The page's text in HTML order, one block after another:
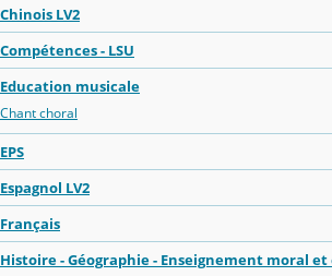
Chinois LV2
Compétences - LSU
Education musicale
Chant choral
EPS
Espagnol LV2
Français
Histoire - Géographie - Enseignement moral